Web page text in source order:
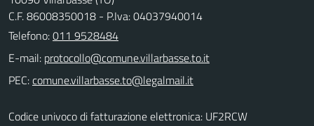
C.F. 86008350018 - P.Iva: 04037940014
Telefono:011 9528484
E-mail:
PEC:
Codice univoco di fatturazione elettronica: UF2RCW